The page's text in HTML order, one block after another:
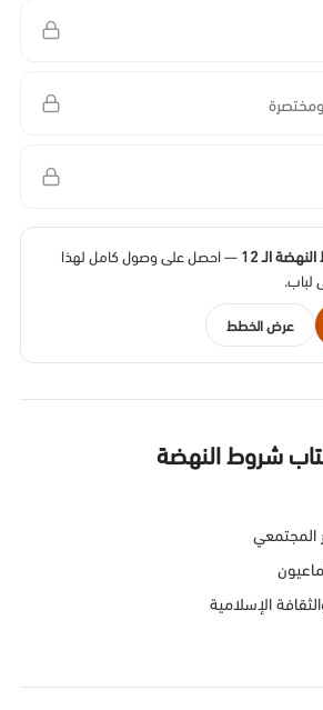
الـ 12
— احصل على وصول كامل لهذا
لباب.
عرض الخطط
شروط النهضة
المجتمعي
الإسلامية